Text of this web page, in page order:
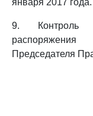
января 2017 года.
9. Контроль
Председателя